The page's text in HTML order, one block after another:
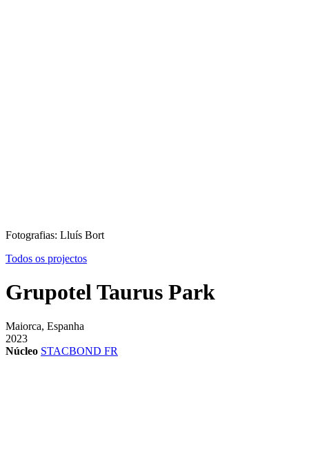
Fotografias: Lluís Bort
Todos os projectos
Grupotel Taurus Park
Maiorca, Espanha
2023
Núcleo STACBOND FR